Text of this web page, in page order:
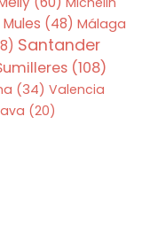
Mules (48) Málaga
Santander
(108)
(34) Valencia
(20)